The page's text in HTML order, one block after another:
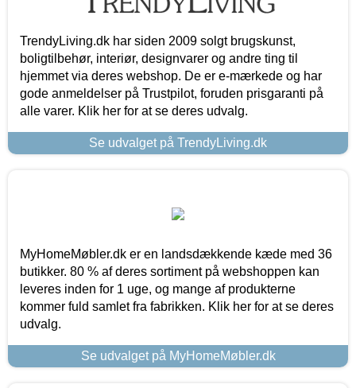
TrendyLiving.dk har siden 2009 solgt brugskunst,
boligtilbehør, interiør, designvarer og andre ting til
hjemmet via deres webshop. De er e-mærkede og har
gode anmeldelser på Trustpilot, foruden prisgaranti på
alle varer. Klik her for at se deres udvalg.
Se udvalget på TrendyLiving.dk
MyHomeMøbler.dk er en landsdækkende kæde med 36
butikker. 80 % af deres sortiment på webshoppen kan
leveres inden for 1 uge, og mange af produkterne
kommer fuld samlet fra fabrikken. Klik her for at se deres
udvalg.
Se udvalget på MyHomeMøbler.dk